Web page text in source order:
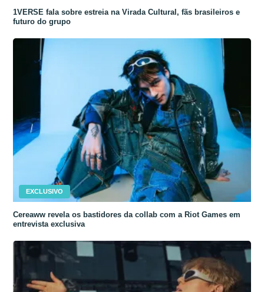
1VERSE fala sobre estreia na Virada Cultural, fãs brasileiros e
futuro do grupo
EXCLUSIVO
Cereaww revela os bastidores da collab com a Riot Games em
entrevista exclusiva